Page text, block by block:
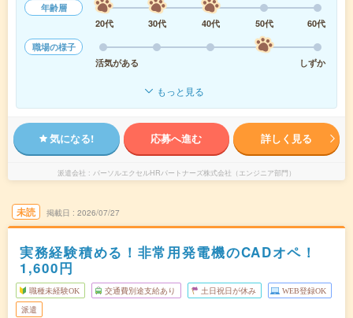
年齢層
20代
30代 40代 50代
60代
職場の様子
活気がある
しずか
もっと見る
気になる! 応募へ進む 詳しく見る
派遣会社 パーソルエクセルHRパートナーズ株式会社（エンジニア部門）
未読 掲載日 2026/07/27
実務経験積める！非常用発電機のCADオペ！
1,600円
職種未経験OK 交通費別途支給あり 土日祝日が休み WEB登録OK
派遣